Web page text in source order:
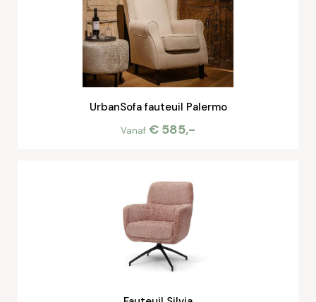
UrbanSofa fauteuil Palermo
Vanaf € 585,-